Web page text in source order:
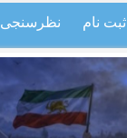
ثبت نام نظرسنجی